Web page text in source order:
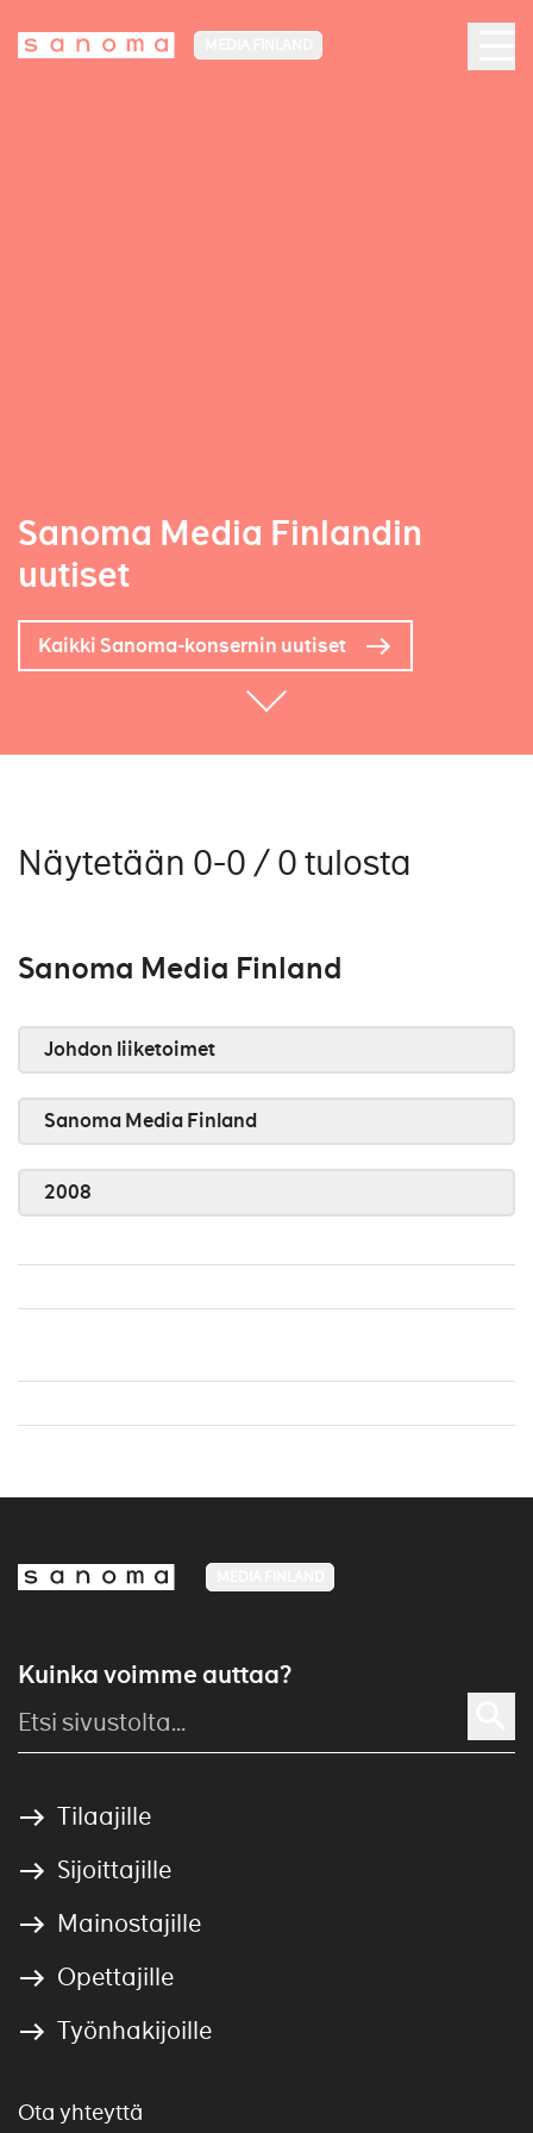
Sanoma Media Finlandin
uutiset
Kaikki Sanoma-konsernin uutiset
Näytetään 0-0 / 0 tulosta
Sanoma Media Finland
Johdon liiketoimet
Sanoma Media Finland
2008
Kuinka voimme auttaa?
Tilaajille
Sijoittajille
Mainostajille
Opettajille
Työnhakijoille
Ota yhteyttä